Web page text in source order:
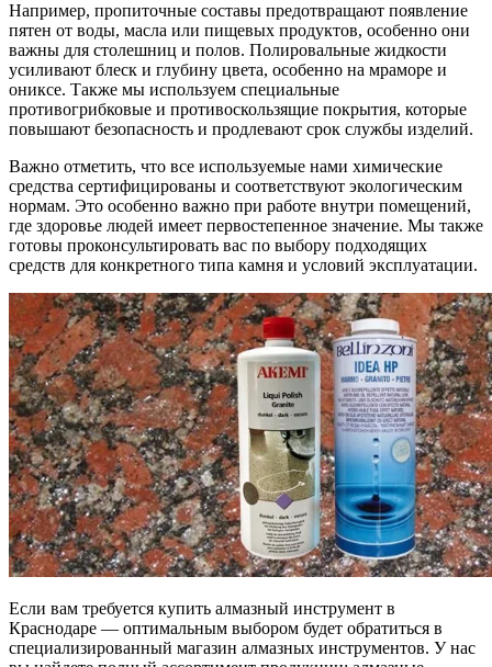
Например, пропиточные составы предотвращают появление
пятен от воды, масла или пищевых продуктов, особенно они
важны для столешниц и полов. Полировальные жидкости
усиливают блеск и глубину цвета, особенно на мраморе и
ониксе. Также мы используем специальные
противогрибковые и противоскользящие покрытия, которые
повышают безопасность и продлевают срок службы изделий.
Важно отметить, что все используемые нами химические
средства сертифицированы и соответствуют экологическим
нормам. Это особенно важно при работе внутри помещений,
где здоровье людей имеет первостепенное значение. Мы также
готовы проконсультировать вас по выбору подходящих
средств для конкретного типа камня и условий эксплуатации.
Если вам требуется купить алмазный инструмент в
Краснодаре — оптимальным выбором будет обратиться в
специализированный магазин алмазных инструментов. У нас